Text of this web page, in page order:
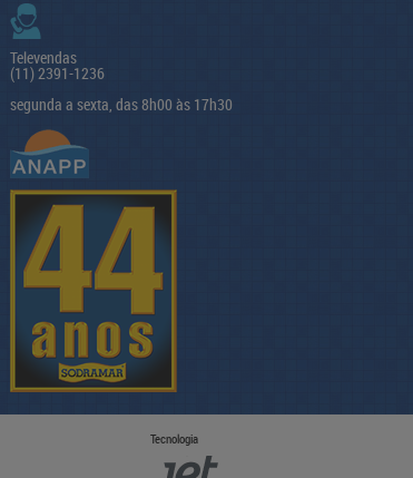
Televendas
(11) 2391-1236
segunda a sexta, das 8h00 às 17h30
Tecnologia